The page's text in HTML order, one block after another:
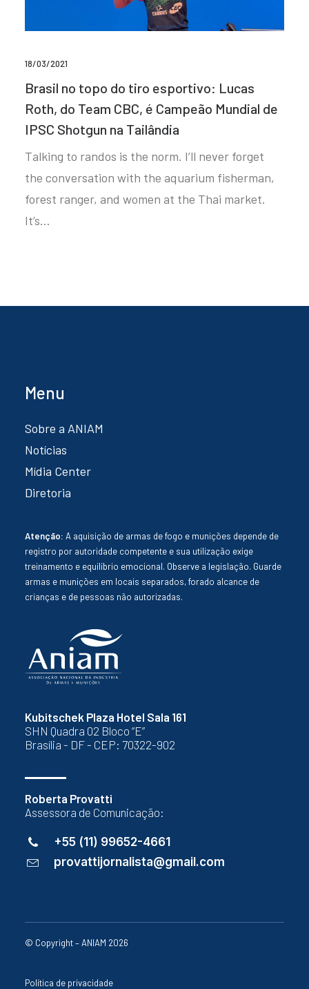
18/03/2021
Brasil no topo do tiro esportivo: Lucas
Roth, do Team CBC, é Campeão Mundial de
IPSC Shotgun na Tailândia
Talking to randos is the norm. I’ll never forget
the conversation with the aquarium fisherman,
forest ranger, and women at the Thai market.
It’s…
Kubitschek Plaza Hotel Sala 161
SHN Quadra 02 Bloco “E”
Brasília - DF - CEP: 70322-902
Roberta Provatti
Assessora de Comunicação:
+55 (11) 99652-4661
provattijornalista@gmail.com
Menu
Sobre a ANIAM
Notícias
Mídia Center
Diretoria
Atenção: A aquisição de armas de fogo e munições depende de
registro por autoridade competente e sua utilização exige
treinamento e equilíbrio emocional. Observe a legislação. Guarde
armas e munições em locais separados, forado alcance de
crianças e de pessoas não autorizadas.
© Copyright – ANIAM 2026
Política de privacidade